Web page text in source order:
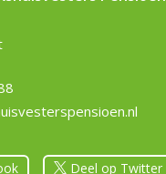
Deel op Twitter